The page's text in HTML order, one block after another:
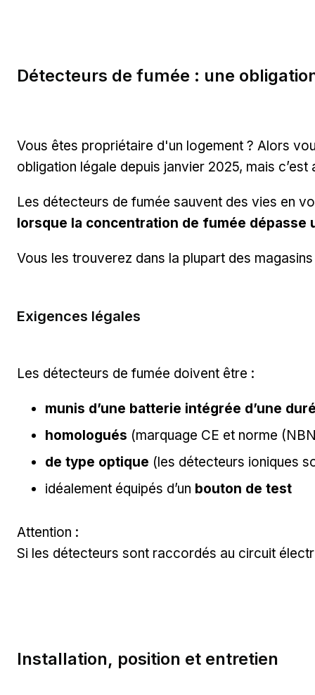
Détecteurs de fumée : une
Vous êtes propriétaire d'un logement ? Alors
obligation légale depuis janvier 2025, mais
Les détecteurs de fumée sauvent des vies en
lorsque la concentration de fumée dépasse
Vous les trouverez dans la plupart des
Exigences légales
Les détecteurs de fumée doivent être :
munis d’une batterie intégrée d’une
homologués (marquage CE et norme
de type optique (les détecteurs ioniques
idéalement équipés d’un bouton de test
Attention :
Si les détecteurs sont raccordés au circuit
Installation, position et entretien